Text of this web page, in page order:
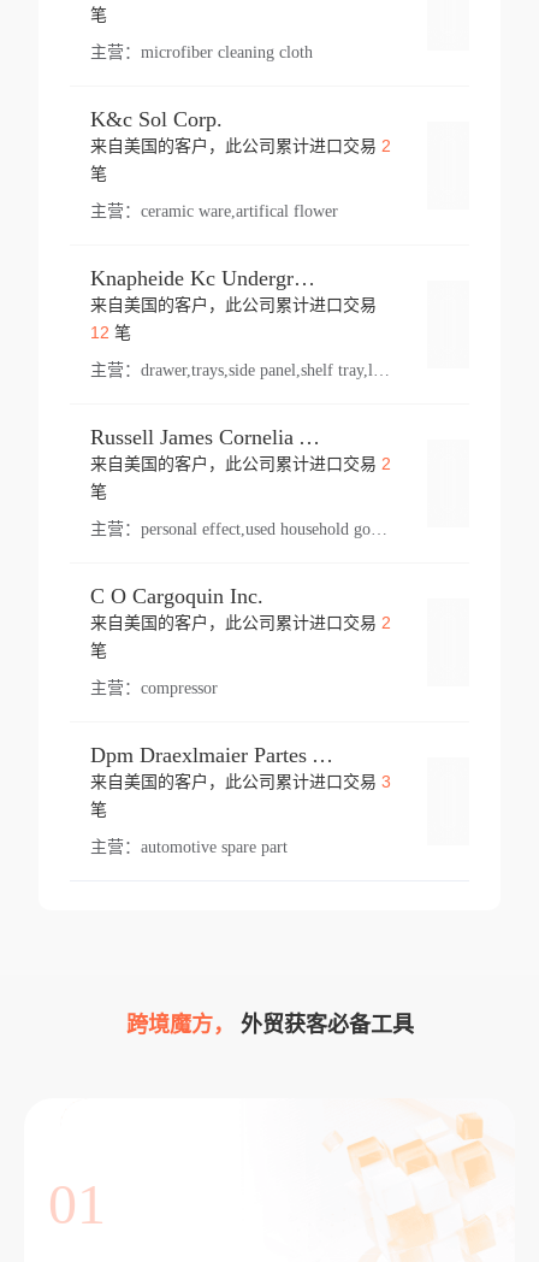
笔
主营： microfiber cleaning cloth
K&c Sol Corp.
来自美国的客户，此公司累计进口交易 2
笔
主营： ceramic ware,artifical flower
Knapheide Kc Underground
来自美国的客户，此公司累计进口交易
12 笔
主营：
Russell James Cornelia Arlington Va
来自美国的客户，此公司累计进口交易 2
笔
主营： personal effect,used household goods
C O Cargoquin Inc.
来自美国的客户，此公司累计进口交易 2
笔
主营： compressor
Dpm Draexlmaier Partes Automotrices Corr Ind Huejotzingo
来自美国的客户，此公司累计进口交易 3
笔
主营： automotive spare part
跨境魔方， 外贸获客必备工具
01